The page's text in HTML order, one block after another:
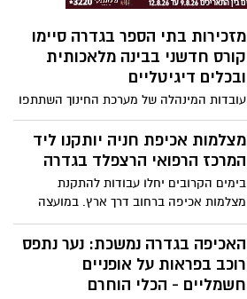
מזכירות בתי הספר בגדרה סיימו
קורס חדשני בבינה מלאכותית
ובכלים דיגיטליים
עובדות המינהלה של מערכת החינוך השתתפו
בקורס מקצועי במרכז "עוצמה", שבו רכשו
מיומנויות בעבודה עם Canva וכלי בינה
מלאכותית, לצד יצירת שיתופי פעולה והחלפת
מצלמות אכיפת חניה יותקנו ליד
המרכז הרפואי הרצפלד בגדרה
בימים הקרובים יחלו עבודות להתקנת
מצלמות אכיפה ברחוב דרך ארץ. במועצה
מדגישים כי המטרה היא לשפר את הבטיחות,
לשמור על מדרכות פנויות ולמנוע חניה
מסוכנת
האכיפה בגדרה נמשכת: נער נתפס
רוכב בפראות על אופניים
חשמליים - הכלי הוחרם